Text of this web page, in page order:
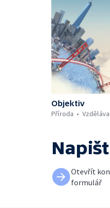
Objektiv
Příroda
Otevřít
formulář